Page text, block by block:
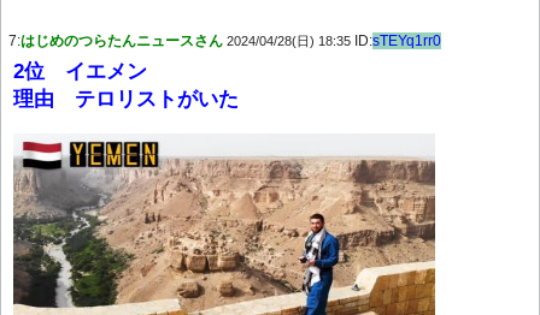
7:はじめのつらたんニュースさん 2024/04/28(日) 18:35 ID:sTEYq1rr0
2位 イエメン
理由 テロリストがいた